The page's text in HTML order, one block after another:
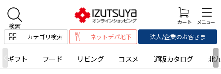
カテゴリ検索 ネットデパ地下 法人/企業のお客さま
ギフト フード リビング コスメ 通販カタログ 北